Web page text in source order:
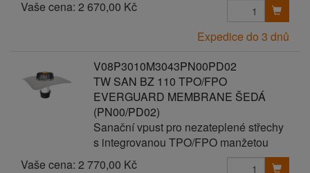
Vaše cena: 2 670,00 Kč
Expedice do 3 dnů
V08P3010M3043PN00PD02
TW SAN BZ 110 TPO/FPO
EVERGUARD MEMBRANE ŠEDÁ
(PN00/PD02)
Sanační vpust pro nezateplené střechy
s integrovanou TPO/FPO manžetou
Vaše cena: 2 770,00 Kč